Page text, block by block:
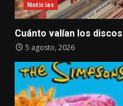
Noticias
Cuánto valían los
5 agosto, 2026